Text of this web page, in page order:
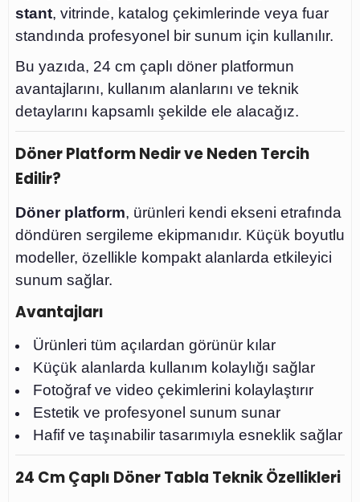
stant, vitrinde, katalog çekimlerinde veya fuar
standında profesyonel bir sunum için kullanılır.
Bu yazıda, 24 cm çaplı döner platformun
avantajlarını, kullanım alanlarını ve teknik
detaylarını kapsamlı şekilde ele alacağız.
Döner Platform Nedir ve Neden Tercih
Edilir?
Döner platform, ürünleri kendi ekseni etrafında
döndüren sergileme ekipmanıdır. Küçük boyutlu
modeller, özellikle kompakt alanlarda etkileyici
sunum sağlar.
Avantajları
Ürünleri tüm açılardan görünür kılar
Küçük alanlarda kullanım kolaylığı sağlar
Fotoğraf ve video çekimlerini kolaylaştırır
Estetik ve profesyonel sunum sunar
Hafif ve taşınabilir tasarımıyla esneklik sağlar
24 Cm Çaplı Döner Tabla Teknik Özellikleri